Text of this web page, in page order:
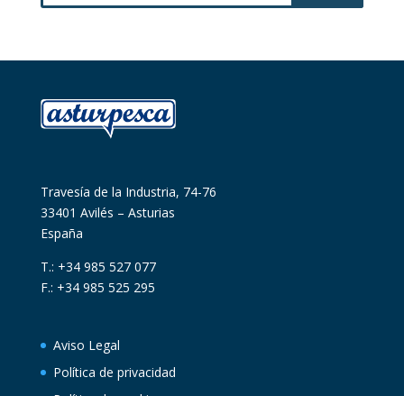
Travesía de la Industria, 74-76
33401 Avilés – Asturias
España
T.: +34 985 527 077
F.: +34 985 525 295
Aviso Legal
Política de privacidad